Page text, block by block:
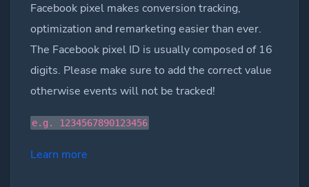
Facebook pixel makes conversion tracking,
optimization and remarketing easier than ever.
The Facebook pixel ID is usually composed of 16
digits. Please make sure to add the correct value
otherwise events will not be tracked!
e.g. 1234567890123456
Learn more